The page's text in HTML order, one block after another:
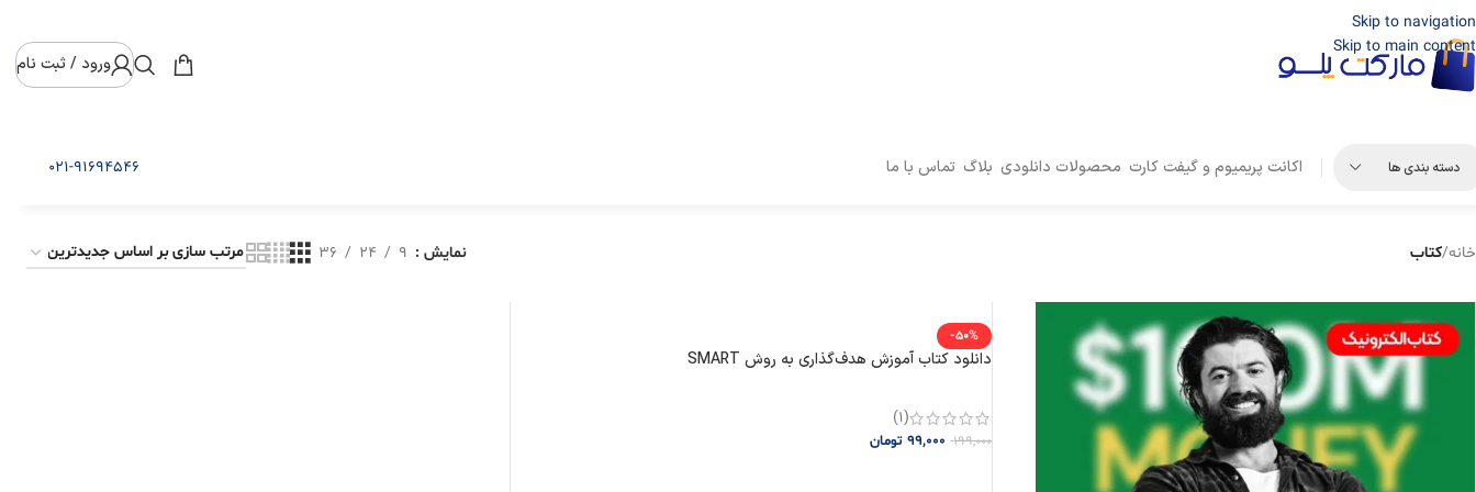
Skip to navigation
Skip to main content
ورود / ثبت نام
دسته بندی ها اکانت پریمیوم و گیفت کارت محصولات دانلودی بلاگ تماس با ما 021-91694546
خانه/کتاب نمایش 9
24
36
-50%
دانلود کتاب آموزش هدف‌گذاری به روش SMART
(1)
199,000
99,000 تومان